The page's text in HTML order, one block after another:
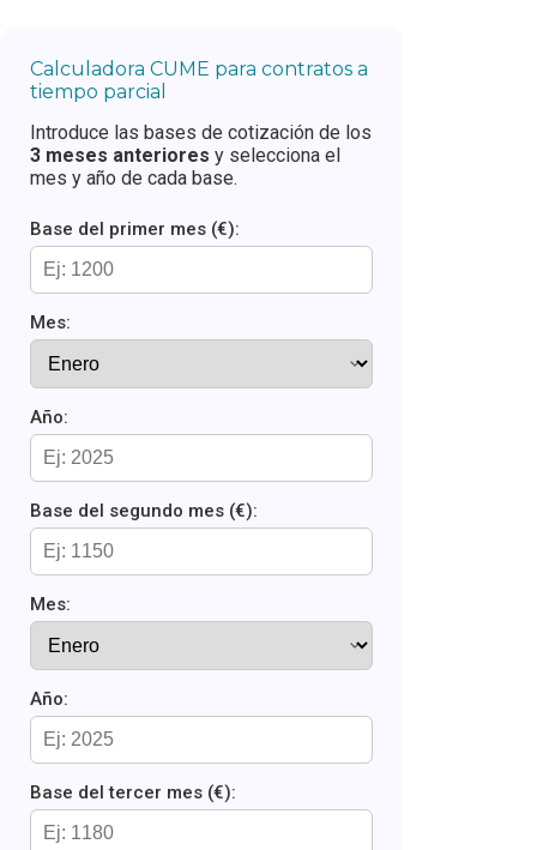
Calculadora CUME para contratos a
tiempo parcial
Introduce las bases de cotización de los
3 meses anteriores y selecciona el
mes y año de cada base.
Base del primer mes (€):
Mes:
Año:
Base del segundo mes (€):
Mes:
Año:
Base del tercer mes (€):